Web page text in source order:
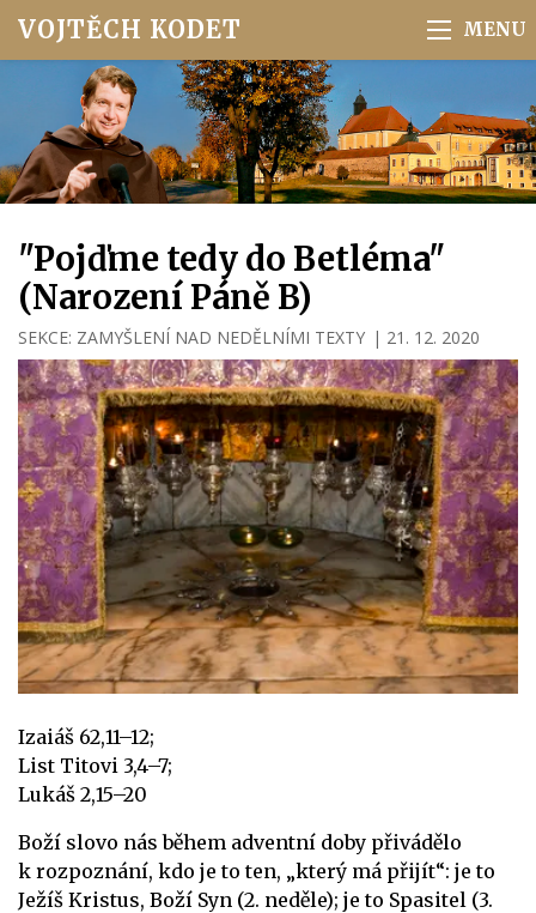
VOJTĚCH KODET
"Pojďme tedy do Betléma"
(Narození Páně B)
SEKCE: ZAMYŠLENÍ NAD NEDĚLNÍMI TEXTY | 21. 12. 2020
Izaiáš 62,11–12;
List Titovi 3,4–7;
Lukáš 2,15–20
Boží slovo nás během adventní doby přivádělo
k rozpoznání, kdo je to ten, „který má přijít“: je to
Ježíš Kristus, Boží Syn (2. neděle); je to Spasitel (3.